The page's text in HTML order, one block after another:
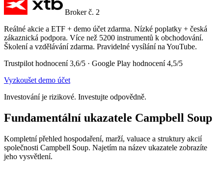
Broker č. 2
Reálné akcie a ETF + demo účet zdarma. Nízké poplatky + česká
zákaznická podpora. Více než 5200 instrumentů k obchodování.
Školení a vzdělávání zdarma. Pravidelné vysílání na YouTube.
Trustpilot hodnocení 3,6/5 · Google Play hodnocení 4,5/5
Vyzkoušet demo účet
Investování je rizikové. Investujte odpovědně.
Fundamentální ukazatele Campbell Soup
Kompletní přehled hospodaření, marží, valuace a struktury akcií
společnosti Campbell Soup. Najetím na název ukazatele zobrazíte
jeho vysvětlení.